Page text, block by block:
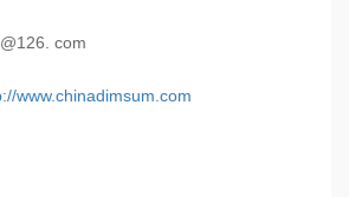
com
www.chinadimsum.com